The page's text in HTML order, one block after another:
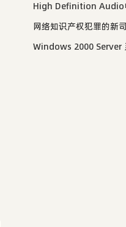
High Definition Audio
网络知识产权犯罪的新
Windows 2000 Server